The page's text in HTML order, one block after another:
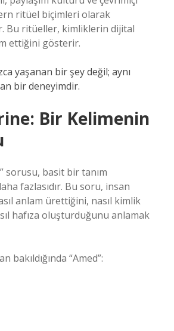
ritüel biçimleri olarak
Bu ritüeller, kimliklerin dijital
ettiğini gösterir.
yaşanan bir şey değil; aynı
bir deneyimdir.
Bir Kelimenin
sorusu, basit bir tanım
fazlasıdır. Bu soru, insan
anlam ürettiğini, nasıl kimlik
hafıza oluşturduğunu anlamak
bakıldığında “Amed”: